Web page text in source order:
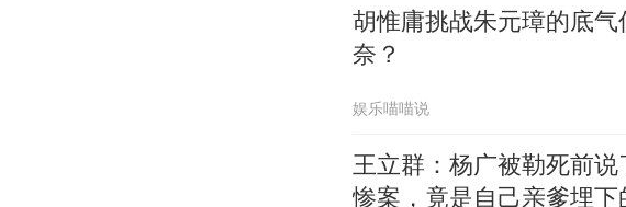
胡惟庸挑战朱元璋的底
奈？
娱乐喵喵说
王立群：杨广被勒死前
惨案，竟是自己亲爹埋下